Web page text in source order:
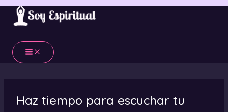
Ir
contenido
Haz tiempo para escuchar tu